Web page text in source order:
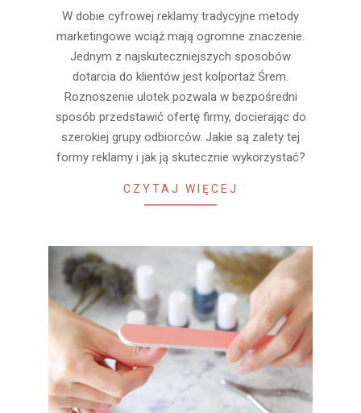
W dobie cyfrowej reklamy tradycyjne metody
marketingowe wciąż mają ogromne znaczenie.
Jednym z najskuteczniejszych sposobów
dotarcia do klientów jest kolportaż Śrem.
Roznoszenie ulotek pozwala w bezpośredni
sposób przedstawić ofertę firmy, docierając do
szerokiej grupy odbiorców. Jakie są zalety tej
formy reklamy i jak ją skutecznie wykorzystać?
CZYTAJ WIĘCEJ